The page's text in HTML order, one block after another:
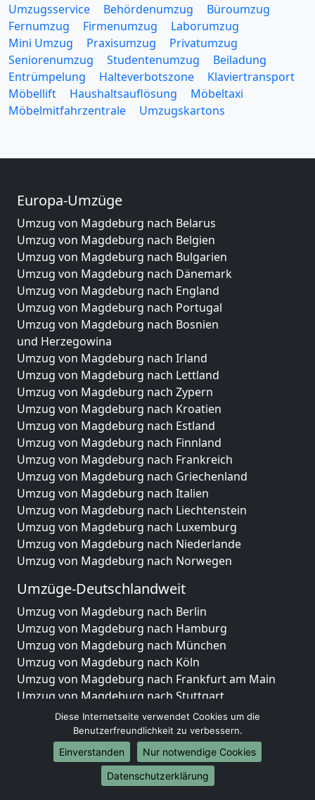
Umzugsservice Behördenumzug
Büroumzug
Fernumzug
Firmenumzug
Laborumzug
Mini Umzug
Praxisumzug
Privatumzug
Seniorenumzug
Studentenumzug
Beiladung
Entrümpelung
Halteverbotszone
Klaviertransport
Möbellift
Haushaltsauflösung
Möbeltaxi
Möbelmitfahrzentrale
Umzugskartons
Europa-Umzüge
Umzug von Magdeburg nach Belarus
Umzug von Magdeburg nach Belgien
Umzug von Magdeburg nach Bulgarien
Umzug von Magdeburg nach Dänemark
Umzug von Magdeburg nach England
Umzug von Magdeburg nach Portugal
Umzug von Magdeburg nach Bosnien
und Herzegowina
Umzug von Magdeburg nach Irland
Umzug von Magdeburg nach Lettland
Umzug von Magdeburg nach Zypern
Umzug von Magdeburg nach Kroatien
Umzug von Magdeburg nach Estland
Umzug von Magdeburg nach Finnland
Umzug von Magdeburg nach Frankreich
Umzug von Magdeburg nach Griechenland
Umzug von Magdeburg nach Italien
Umzug von Magdeburg nach Liechtenstein
Umzug von Magdeburg nach Luxemburg
Umzug von Magdeburg nach Niederlande
Umzug von Magdeburg nach Norwegen
Umzüge-Deutschlandweit
Umzug von Magdeburg nach Berlin
Umzug von Magdeburg nach Hamburg
Umzug von Magdeburg nach München
Umzug von Magdeburg nach Köln
Umzug von Magdeburg nach Frankfurt am Main
Umzug von Magdeburg nach Stuttgart
Umzug von Magdeburg nach Düsseldorf
Umzug von Magdeburg nach Leipzig
Umzug von Magdeburg nach Dortmund
Umzug von Magdeburg nach Essen
Umzug von Magdeburg nach Bremen
Diese Internetseite verwendet Cookies um die
Benutzerfreundlichkeit zu verbessern.
Einverstanden
Nur notwendige Cookies
Datenschutzerklärung